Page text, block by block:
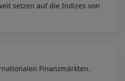
setzen auf die Indizes von
Finanzmärkten.